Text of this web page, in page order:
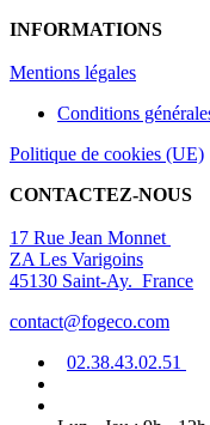
INFORMATIONS
Mentions légales
Conditions
Politique de cookies (UE)
CONTACTEZ-NOUS
17 Rue Jean Monnet
ZA Les Varigoins
45130 Saint-Ay. France
contact@fogeco.com
02.38.43.02.51